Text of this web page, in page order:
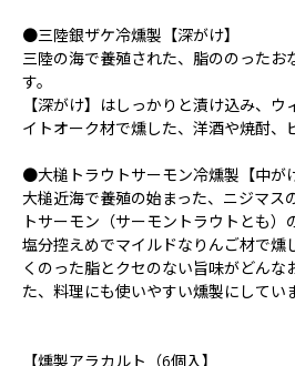
●三陸銀ザケ冷燻製【深がけ】
三陸の海で養殖された、脂ののったお
す。
【深がけ】はしっかりと漬け込み、
イトオーク材で燻した、洋酒や焼酎、
●大槌トラウトサーモン冷燻製【中が
大槌近海で養殖の始まった、ニジマス
トサーモン（サーモントラウトとも）
塩分控えめでマイルドなりんご材で燻
くのった脂とクセのない旨味がどんな
た、料理にも使いやすい燻製にしてい
【燻製アラカルト（6個入】